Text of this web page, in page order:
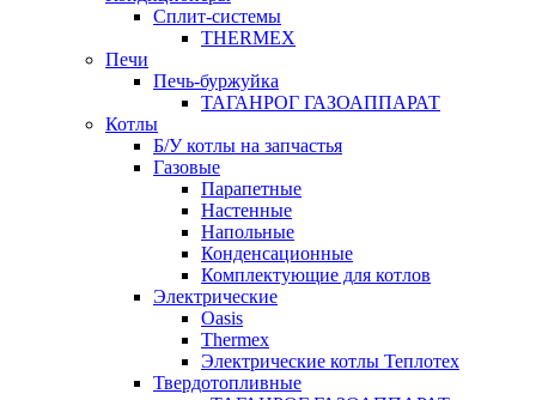
Сплит-системы
THERMEX
Печи
Печь-буржуйка
ТАГАНРОГ ГАЗОАППАРАТ
Котлы
Б/У котлы на запчастья
Газовые
Парапетные
Настенные
Напольные
Конденсационные
Комплектующие для котлов
Электрические
Oasis
Thermex
Электрические котлы Теплотех
Твердотопливные